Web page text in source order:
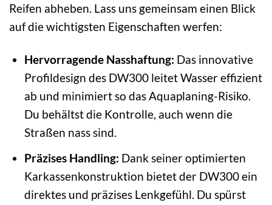
Reifen abheben. Lass uns gemeinsam einen Blick
auf die wichtigsten Eigenschaften werfen:
Hervorragende Nasshaftung: Das innovative
Profildesign des DW300 leitet Wasser effizient
ab und minimiert so das Aquaplaning-Risiko.
Du behältst die Kontrolle, auch wenn die
Straßen nass sind.
Präzises Handling: Dank seiner optimierten
Karkassenkonstruktion bietet der DW300 ein
direktes und präzises Lenkgefühl. Du spürst